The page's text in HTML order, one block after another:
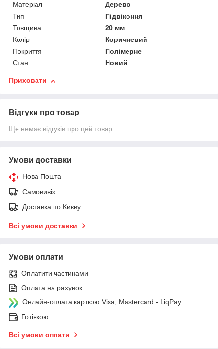
Матеріал
Дерево
Тип
Підвіконня
Товщина
20 мм
Колір
Коричневий
Покриття
Полімерне
Стан
Новий
Приховати
Відгуки про товар
Ще немає відгуків про цей товар
Умови доставки
Нова Пошта
Самовивіз
Доставка по Києву
Всі умови доставки
Умови оплати
Оплатити частинами
Оплата на рахунок
Онлайн-оплата карткою Visa, Mastercard - LiqPay
Готівкою
Всі умови оплати